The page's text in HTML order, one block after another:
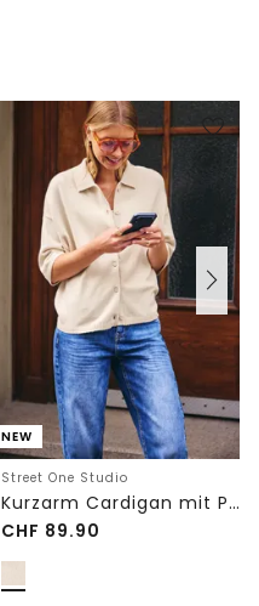
NEW
Street One Studio
Kurzarm Cardigan mit Polokragen
CHF 89.90